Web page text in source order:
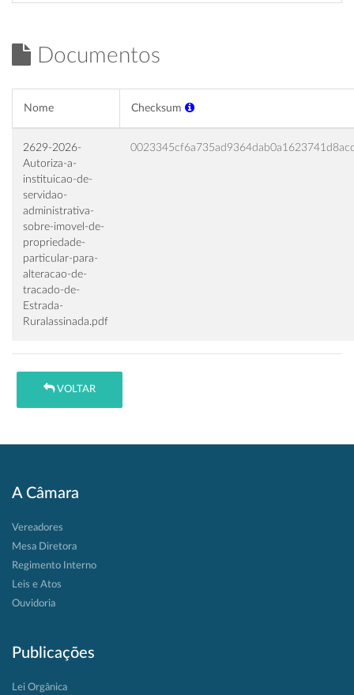
Documentos
Nome Checksum
2629-2026-
Autoriza-a-
instituicao-de-
servidao-
administrativa-
sobre-imovel-de-
propriedade-
particular-para-
alteracao-de-
tracado-de-
Estrada-
Ruralassinada.pdf
VOLTAR
A Câmara
Vereadores
Mesa Diretora
Regimento Interno
Leis e Atos
Ouvidoria
Publicações
Lei Orgânica